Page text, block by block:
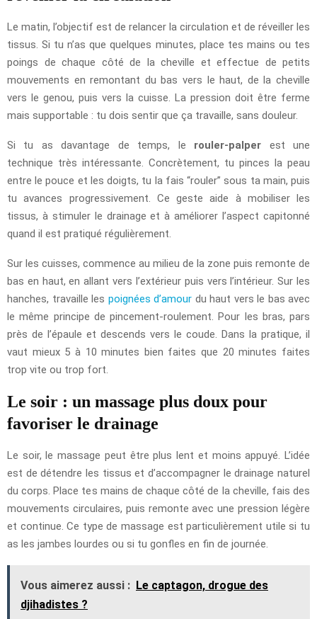
Le matin, l’objectif est de relancer la circulation et de réveiller les
tissus. Si tu n’as que quelques minutes, place tes mains ou tes
poings de chaque côté de la cheville et effectue de petits
mouvements en remontant du bas vers le haut, de la cheville
vers le genou, puis vers la cuisse. La pression doit être ferme
mais supportable : tu dois sentir que ça travaille, sans douleur.
Si tu as davantage de temps, le rouler-palper est une
technique très intéressante. Concrètement, tu pinces la peau
entre le pouce et les doigts, tu la fais “rouler” sous ta main, puis
tu avances progressivement. Ce geste aide à mobiliser les
tissus, à stimuler le drainage et à améliorer l’aspect capitonné
quand il est pratiqué régulièrement.
Sur les cuisses, commence au milieu de la zone puis remonte de
bas en haut, en allant vers l’extérieur puis vers l’intérieur. Sur les
hanches, travaille les poignées d’amour du haut vers le bas avec
le même principe de pincement-roulement. Pour les bras, pars
près de l’épaule et descends vers le coude. Dans la pratique, il
vaut mieux 5 à 10 minutes bien faites que 20 minutes faites
trop vite ou trop fort.
Le soir : un massage plus doux pour
favoriser le drainage
Le soir, le massage peut être plus lent et moins appuyé. L’idée
est de détendre les tissus et d’accompagner le drainage naturel
du corps. Place tes mains de chaque côté de la cheville, fais des
mouvements circulaires, puis remonte avec une pression légère
et continue. Ce type de massage est particulièrement utile si tu
as les jambes lourdes ou si tu gonfles en fin de journée.
Vous aimerez aussi : Le captagon, drogue des
djihadistes ?